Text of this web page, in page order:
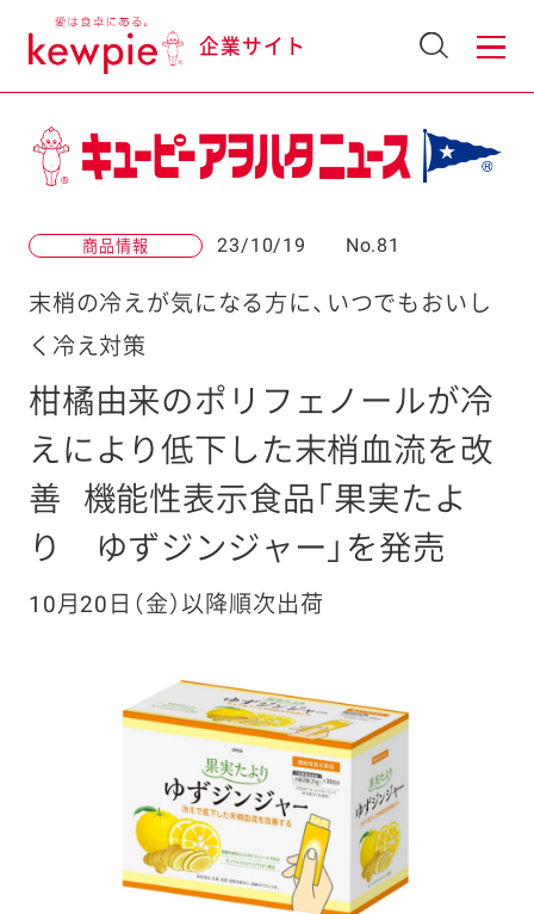
企業サイト
商品情報 23/10/19 No.81
末梢の冷えが気になる方に、いつでもおいし
く冷え対策
柑橘由来のポリフェノールが冷
えにより低下した末梢血流を改
善
機能性表示食品「果実たよ
り ゆずジンジャー」を発売
10月20日（金）以降順次出荷